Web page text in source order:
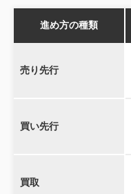
進め方の種類
売り先行
買い先行
買取